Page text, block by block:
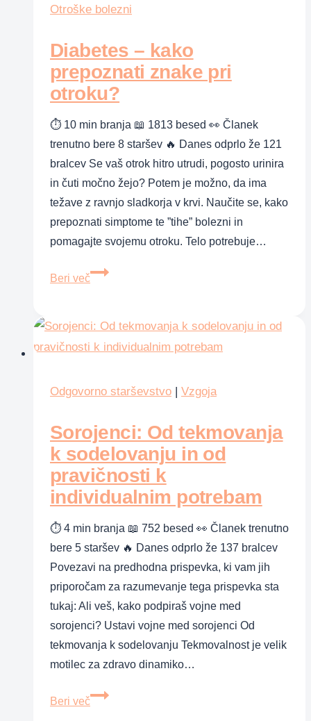
življenje
domeni
ZMOREM,
KER
SEM
Otroške bolezni
Diabetes – kako
prepoznati znake pri
otroku?
⏱ 10 min branja 📖 1813 besed 👀 Članek
trenutno bere 8 staršev 🔥 Danes odprlo že 121
bralcev Se vaš otrok hitro utrudi, pogosto urinira
in čuti močno žejo? Potem je možno, da ima
težave z ravnjo sladkorja v krvi. Naučite se, kako
prepoznati simptome te ”tihe” bolezni in
pomagajte svojemu otroku. Telo potrebuje…
Beri več
Diabetes
prepoznati
znake
otroku?
Odgovorno starševstvo | Vzgoja
Sorojenci: Od tekmovanja
k sodelovanju in od
pravičnosti k
individualnim potrebam
⏱ 4 min branja 📖 752 besed 👀 Članek trenutno
bere 5 staršev 🔥 Danes odprlo že 137 bralcev
Povezavi na predhodna prispevka, ki vam jih
priporočam za razumevanje tega prispevka sta
tukaj: Ali veš, kako podpiraš vojne med
sorojenci? Ustavi vojne med sorojenci Od
tekmovanja k sodelovanju Tekmovalnost je velik
motilec za zdravo dinamiko…
Beri več
Sorojenci: